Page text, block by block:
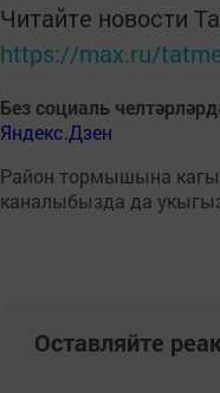
Читайте новости
https://max.ru/
Без социаль
Яндекс.Дзен
Район тормышына
каналыбызда да
Оставляйте